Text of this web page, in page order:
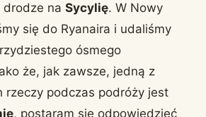
drodze na Sycylię. W Nowy
się do Ryanaira i udaliśmy
ósmego
że, jak zawsze, jedną z
rzeczy podczas podróży jest
, postaram się odpowiedzieć